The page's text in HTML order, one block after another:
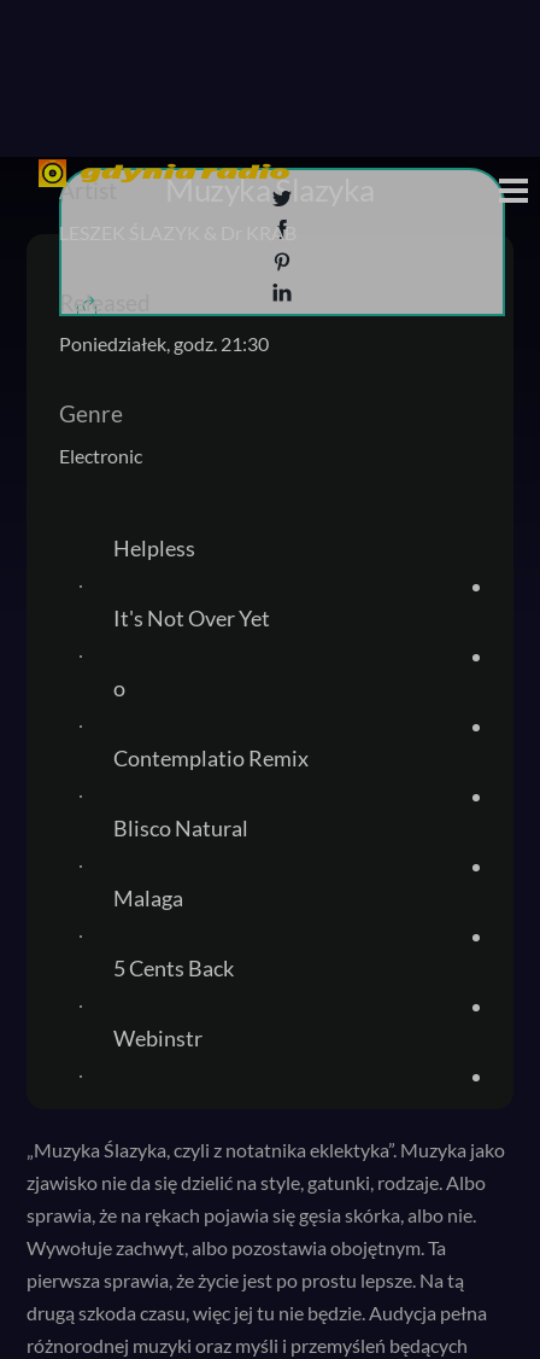
Muzyka Ślazyka
Artist
LESZEK ŚLAZYK & Dr KRAB
Released
Poniedziałek, godz. 21:30
Genre
Electronic
Helpless
It's Not Over Yet
o
Contemplatio Remix
Blisco Natural
Malaga
5 Cents Back
Webinstr
„Muzyka Ślazyka, czyli z notatnika eklektyka”. Muzyka jako
zjawisko nie da się dzielić na style, gatunki, rodzaje. Albo
sprawia, że na rękach pojawia się gęsia skórka, albo nie.
Wywołuje zachwyt, albo pozostawia obojętnym. Ta
pierwsza sprawia, że życie jest po prostu lepsze. Na tą
drugą szkoda czasu, więc jej tu nie będzie. Audycja pełna
różnorodnej muzyki oraz myśli i przemyśleń będących